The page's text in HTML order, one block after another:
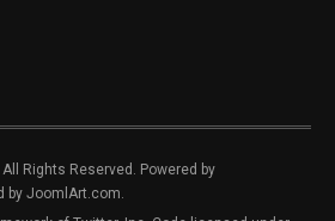
Rights Reserved. Powered by
by JoomlArt.com.